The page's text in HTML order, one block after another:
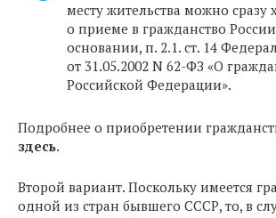
месту жительства можно сразу
о приеме в гражданство
основании, п. 2.1. ст. 14
от 31.05.2002 N 62-ФЗ «О
Российской Федерации».
Подробнее о приобретении
здесь.
Второй вариант. Поскольку имеется
одной из стран бывшего СССР, то, в